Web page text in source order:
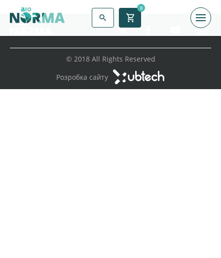
0
© 2018 All Rights Reserved
Розробка сайту